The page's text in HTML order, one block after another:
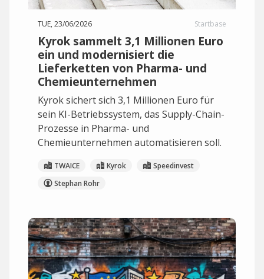
TUE, 23/06/2026 Startbase
Kyrok sammelt 3,1 Millionen Euro
ein und modernisiert die
Lieferketten von Pharma- und
Chemieunternehmen
Kyrok sichert sich 3,1 Millionen Euro für
sein KI-Betriebssystem, das Supply-Chain-
Prozesse in Pharma- und
Chemieunternehmen automatisieren soll.
TWAICE Kyrok
Speedinvest
Stephan Rohr